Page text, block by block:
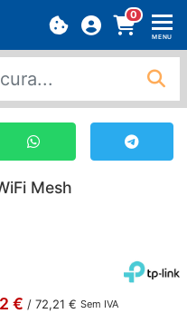
0
MENU
Mesh
€ / 72,21 € Sem IVA